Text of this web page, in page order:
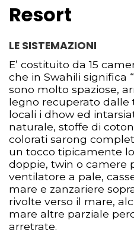
Resort
LE SISTEMAZIONI
E’ costituito da 15
che in Swahili significa
sono molto spaziose,
legno recuperato dalle
locali i dhow ed
naturale, stoffe di
colorati sarong
un tocco tipicamente
doppie, twin o camere
ventilatore a pale,
mare e zanzariere
rivolte verso il mare,
mare altre parziale
arretrate.